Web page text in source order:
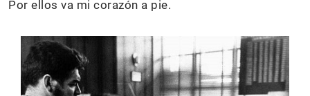
Por ellos va mi corazón a pie.